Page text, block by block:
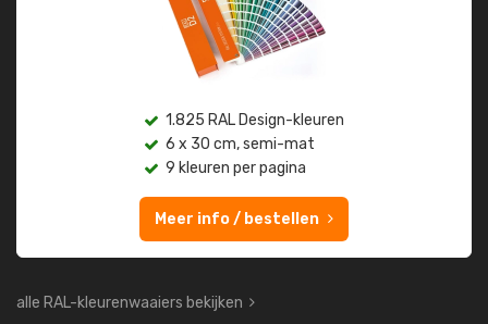
1.825 RAL Design-kleuren
6 x 30 cm, semi-mat
9 kleuren per pagina
Meer info / bestellen
alle RAL-kleurenwaaiers bekijken